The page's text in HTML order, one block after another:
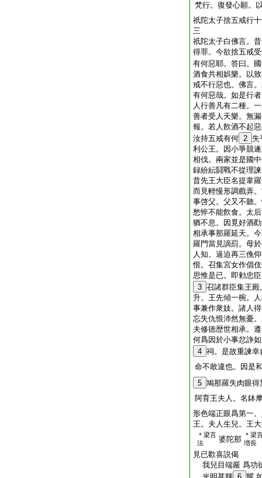
梵行。復發心願。
祇陀太子捨五戒行
三
祇陀太子白佛言。
得罪。今欲捨五戒
有何惡耶。答曰。
酒食共相娯樂。以
戒不行惡也。佛言
有何惡哉。如是行
人行善凡有二種。
善者受人天樂。無
報。若人飮酒不起
汝持五戒有何 2 失
利公王。因小爭競
相伐。兩家並是國
録紛紜鬪戰不從理
昔先王大臣名提韋
而見輕慢形調戲弄
事啓父。父又不聽
愁悴不能飮食。太
猶不息。因覓好酒
相承事那羅延天。
羅門當見謫罰。母
人知。逼迫再三俛
恨。召集宮女作倡
思惟是已。即勅忠
3 召諸群臣集王
升。王先傾一椀。
事兼作衆妓。諸人
忘失仇恨沛然無憂
夫修徳歴世相承。
何爲因於小事忿諍
4 祠。是故重諫
命不敢違也。因是
5 鳩那羅失肉眼得
阿育王夫人。名鉢
形色端正眼爲第一
王。夫人生兒。王
＊梁言
法
婆陀那 ＊梁
増長
見已歡喜説偈
我兒目端嚴 爲功